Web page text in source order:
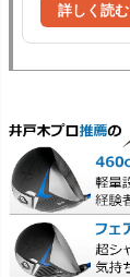
詳しく読む